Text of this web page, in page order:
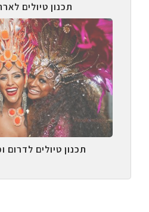
תכנון טיולים
תכנון טיולים